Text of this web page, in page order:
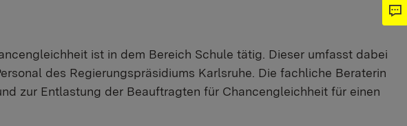
ist in dem Bereich Schule tätig. Dieser umfasst dabei
des Regierungspräsidiums Karlsruhe. Die fachliche Beraterin
zur Entlastung der Beauftragten für Chancengleichheit für einen